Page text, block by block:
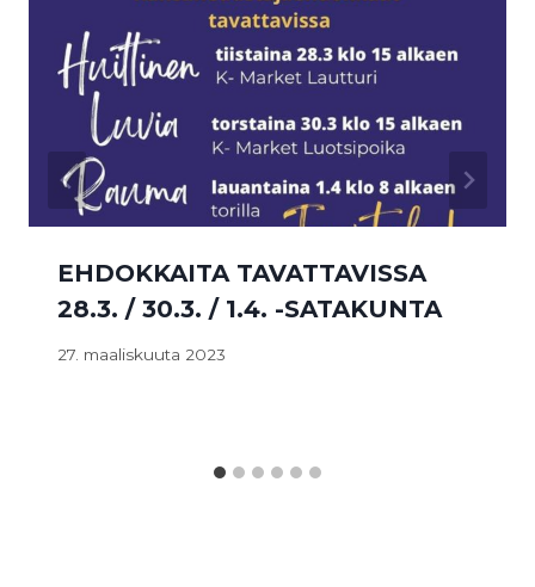
EHDOKKAITA TAVATTAVISSA
28.3. / 30.3. / 1.4. -SATAKUNTA
27. maaliskuuta 2023